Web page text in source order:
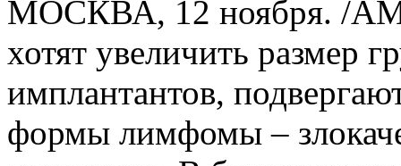
МОСКВА, 12 ноября. /
хотят увеличить размер
имплантантов,
формы лимфомы –